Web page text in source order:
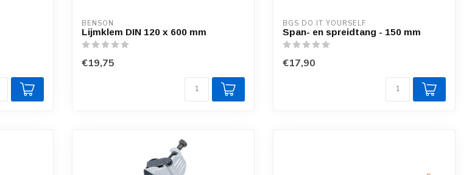
BENSON
Lijmklem DIN 120 x 600 mm
€19,75
BGS DO IT YOURSELF
Span- en spreidtang - 150 mm
€17,90